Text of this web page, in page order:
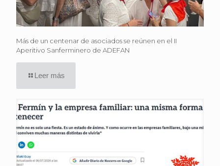
Más de un centenar de asociados se reúnen en el II
Aperitivo Sanferminero de ADEFAN
Leer más